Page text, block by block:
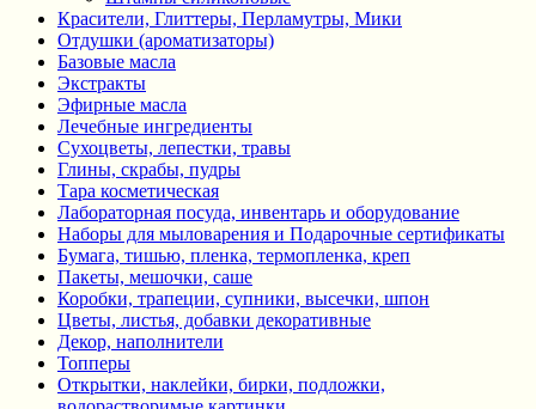
Красители, Глиттеры, Перламутры, Мики
Отдушки (ароматизаторы)
Базовые масла
Экстракты
Эфирные масла
Лечебные ингредиенты
Сухоцветы, лепестки, травы
Глины, скрабы, пудры
Тара косметическая
Лабораторная посуда, инвентарь и оборудование
Наборы для мыловарения и Подарочные сертификаты
Бумага, тишью, пленка, термопленка, креп
Пакеты, мешочки, саше
Коробки, трапеции, супники, высечки, шпон
Цветы, листья, добавки декоративные
Декор, наполнители
Топперы
Открытки, наклейки, бирки, подложки,